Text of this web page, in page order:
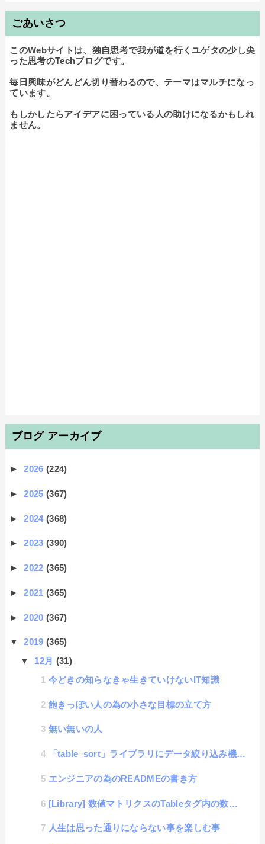
ごあいさつ
このWebサイトは、独自思考で我が道を行くユゲタの少し尖
った思考のTechブログです。
毎日興味がどんどん切り替わるので、テーマはマルチになっ
ています。
もしかしたらアイデアに困っている人の助けになるかもしれ
ません。
ブログ アーカイブ
►2026(224)
►2025(367)
►2024(368)
►2023(390)
►2022(365)
►2021(365)
►2020(367)
▼2019(365)
▼ 12月 (31)
今どきの知らなきゃ生きていけないIT知識
飽きっぽい人の為の小さな目標の立て方
無い無いの人
「table_sort」ライブラリにデータ絞り込み機能を付けたよ
エンジニアの為のREADMEの書き方
[Library] 数値マトリクスのTableタグ内の数値を簡単に計算できてしまうライブラリ「Tab...
人生は思った通りにならない事を楽しむ事